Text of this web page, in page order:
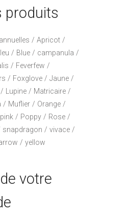
produits
annuelles
Apricot
Blue
campanula
Feverfew
Foxglove
Jaune
Lupine
Matricaire
Muflier
Orange
pink Poppy
Rose
snapdragon
vivace
yellow
votre